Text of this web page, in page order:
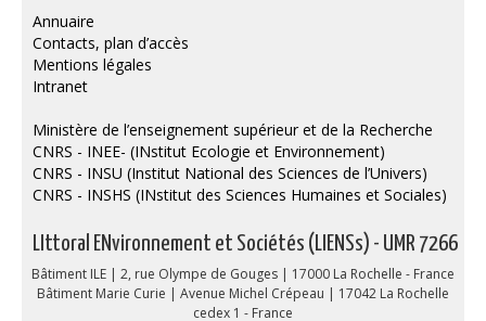
Science pour tou·te·s
Actualités
Annuaire
Contacts, plan d’accès
Mentions légales
Intranet
Ministère de l’enseignement supérieur et de la Recherche
CNRS - INEE- (INstitut Ecologie et Environnement)
CNRS - INSU (Institut National des Sciences de l’Univers)
CNRS - INSHS (INstitut des Sciences Humaines et Sociales)
LIttoral ENvironnement et Sociétés (LIENSs) - UMR 7266
Bâtiment ILE | 2, rue Olympe de Gouges | 17000 La Rochelle - France
Bâtiment Marie Curie | Avenue Michel Crépeau | 17042 La Rochelle
cedex 1 - France